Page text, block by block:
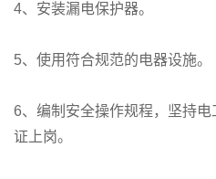
4、安装漏电保护器。
5、使用符合规范的电器设施。
6、编制安全操作规程，坚持
证上岗。